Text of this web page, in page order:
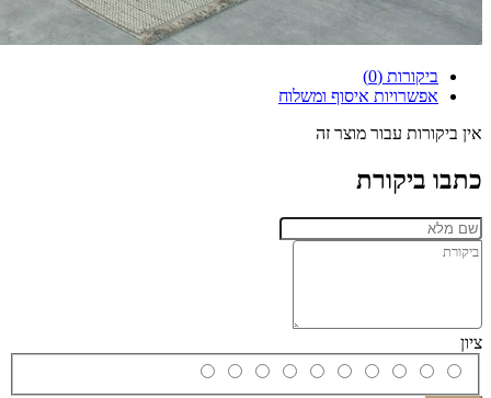
ביקורות (0)
אפשרויות איסוף ומשלוח
אין ביקורות עבור מוצר זה
כתבו ביקורת
ציון